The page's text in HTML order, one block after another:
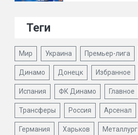
Теги
Мир Украина Премьер-лига
Динамо Донецк Избранное
Испания ФК Динамо Главное
Трансферы Россия Арсенал
Германия Харьков Металлург